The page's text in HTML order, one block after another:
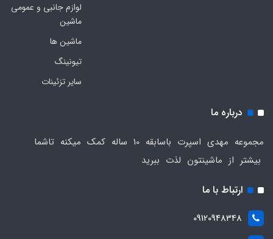
لوازم جانبی و عمومی
ماشین
ماشین ها
تیونینگ
سایر تزئینات
درباره ما
مجموعه مهدی اسپرت باسابقه 10 ساله کمک میکنه تاشما
بیشتر از ماشینتون لذت ببرید
ارتباط با ما
09120948348